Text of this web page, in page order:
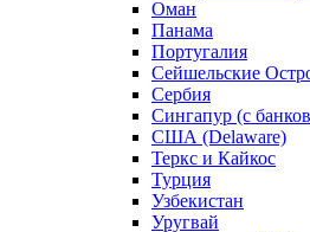
Оман
Панама
Португалия
Сейшельские
Сербия
Сингапур (c
США (Delaware)
Теркс и Кайкос
Турция
Узбекистан
Уругвай